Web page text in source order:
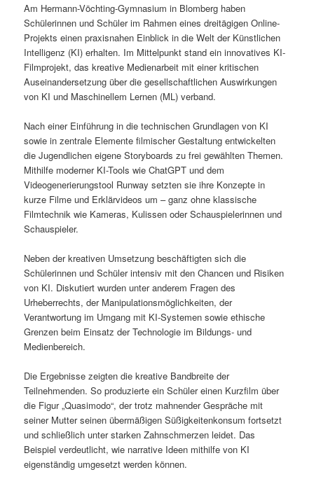
Am Hermann-Vöchting-Gymnasium in Blomberg haben
Schülerinnen und Schüler im Rahmen eines dreitägigen Online-
Projekts einen praxisnahen Einblick in die Welt der Künstlichen
Intelligenz (KI) erhalten. Im Mittelpunkt stand ein innovatives KI-
Filmprojekt, das kreative Medienarbeit mit einer kritischen
Auseinandersetzung über die gesellschaftlichen Auswirkungen
von KI und Maschinellem Lernen (ML) verband.
Nach einer Einführung in die technischen Grundlagen von KI
sowie in zentrale Elemente filmischer Gestaltung entwickelten
die Jugendlichen eigene Storyboards zu frei gewählten Themen.
Mithilfe moderner KI-Tools wie ChatGPT und dem
Videogenerierungstool Runway setzten sie ihre Konzepte in
kurze Filme und Erklärvideos um – ganz ohne klassische
Filmtechnik wie Kameras, Kulissen oder Schauspielerinnen und
Schauspieler.
Neben der kreativen Umsetzung beschäftigten sich die
Schülerinnen und Schüler intensiv mit den Chancen und Risiken
von KI. Diskutiert wurden unter anderem Fragen des
Urheberrechts, der Manipulationsmöglichkeiten, der
Verantwortung im Umgang mit KI-Systemen sowie ethische
Grenzen beim Einsatz der Technologie im Bildungs- und
Medienbereich.
Die Ergebnisse zeigten die kreative Bandbreite der
Teilnehmenden. So produzierte ein Schüler einen Kurzfilm über
die Figur „Quasimodo“, der trotz mahnender Gespräche mit
seiner Mutter seinen übermäßigen Süßigkeitenkonsum fortsetzt
und schließlich unter starken Zahnschmerzen leidet. Das
Beispiel verdeutlicht, wie narrative Ideen mithilfe von KI
eigenständig umgesetzt werden können.